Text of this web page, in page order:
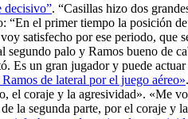
decisivo”. “Casillas hizo dos
“En el primer tiempo la posición
satisfecho por ese periodo,
segundo palo y Ramos bueno de
Es un gran jugador y puede
de lateral por el juego aéreo»
el coraje y la agresividad». «Me
la segunda parte, por el coraje